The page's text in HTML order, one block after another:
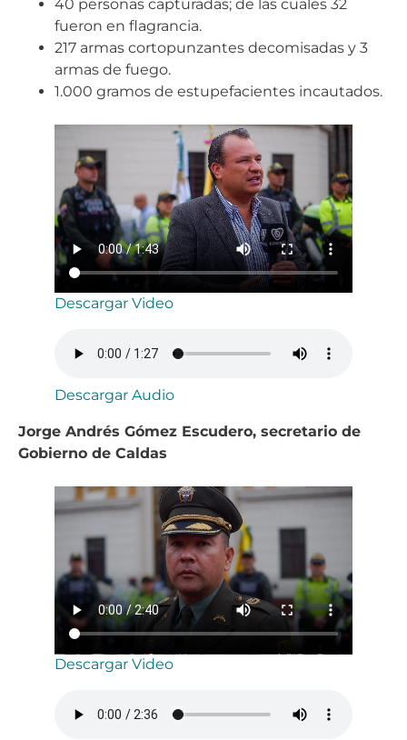
40 personas capturadas; de las cuales 32
fueron en flagrancia.
217 armas cortopunzantes decomisadas y 3
armas de fuego.
1.000 gramos de estupefacientes incautados.
Descargar Video
Descargar Audio
Jorge Andrés Gómez Escudero, secretario de
Gobierno de Caldas
Descargar Video